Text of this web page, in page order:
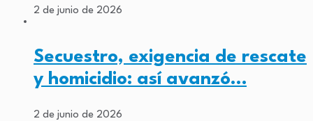
2 de junio de 2026
Secuestro, exigencia de rescate
y homicidio: así avanzó…
2 de junio de 2026